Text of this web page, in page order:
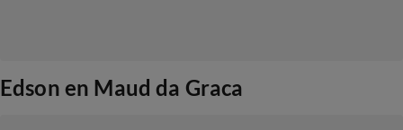
Edson en Maud da Graca